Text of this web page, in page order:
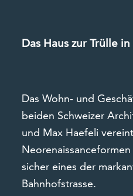
Das Haus zur Trülle
Das Wohn- und
beiden Schweizer
und Max Haefeli
sicher eines der
Bahnhofstrasse.